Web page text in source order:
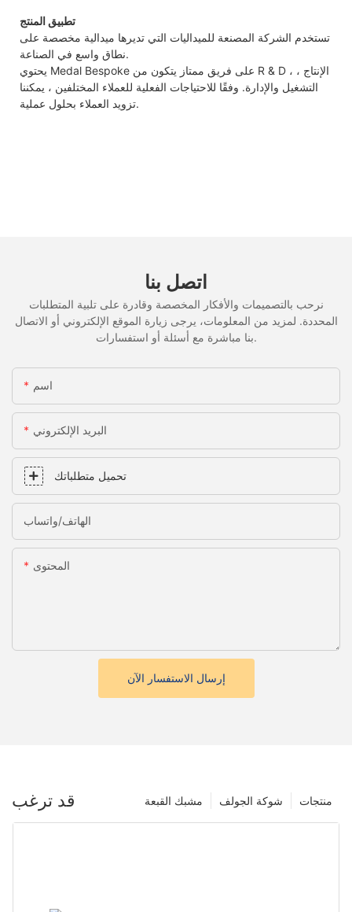
تطبيق المنتج
تستخدم الشركة المصنعة للميداليات التي تديرها ميدالية مخصصة على
نطاق واسع في الصناعة.
يحتوي Medal Bespoke على فريق ممتاز يتكون من R & D ، الإنتاج ،
التشغيل والإدارة. وفقًا للاحتياجات الفعلية للعملاء المختلفين ، يمكننا
تزويد العملاء بحلول عملية.
اتصل بنا
نرحب بالتصميمات والأفكار المخصصة وقادرة على تلبية المتطلبات
المحددة. لمزيد من المعلومات، يرجى زيارة الموقع الإلكتروني أو الاتصال
بنا مباشرة مع أسئلة أو استفسارات.
اسم
البريد الإلكتروني
تحميل متطلباتك
الهاتف/واتساب
المحتوى
إرسال الاستفسار الآن
قد ترغب منتجات شوكة الجولف مشبك القبعة